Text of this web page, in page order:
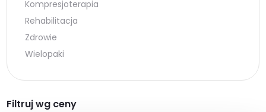
Kompresjoterapia
Rehabilitacja
Zdrowie
Wielopaki
Filtruj wg ceny